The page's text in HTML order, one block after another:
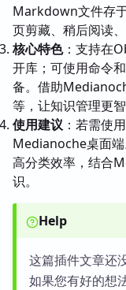
Markdown文件存
页剪藏、稍后阅读
核心特色：支持在
开库；可使用命令
备。借助
等，让知识管理更智
使用建议 ：若需使
Medianoche桌面
高分类效率，结合
识。
Help
这篇插件文章还
如果您有好的想